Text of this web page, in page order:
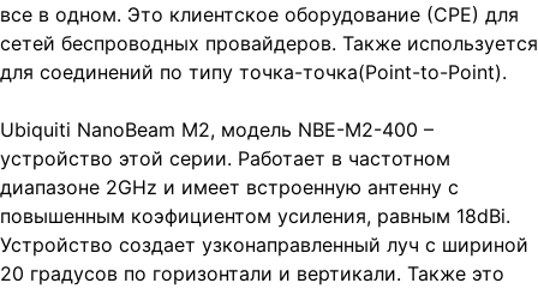
все в одном. Это клиентское оборудование (СРЕ) для
сетей беспроводных провайдеров. Также используется
для соединений по типу точка-точка(Point-to-Point).
Ubiquiti NanoBeam M2, модель NBE-M2-400 –
устройство этой серии. Работает в частотном
диапазоне 2GHz и имеет встроенную антенну с
повышенным коэфициентом усиления, равным 18dBi.
Устройство создает узконаправленный луч с шириной
20 градусов по горизонтали и вертикали. Также это